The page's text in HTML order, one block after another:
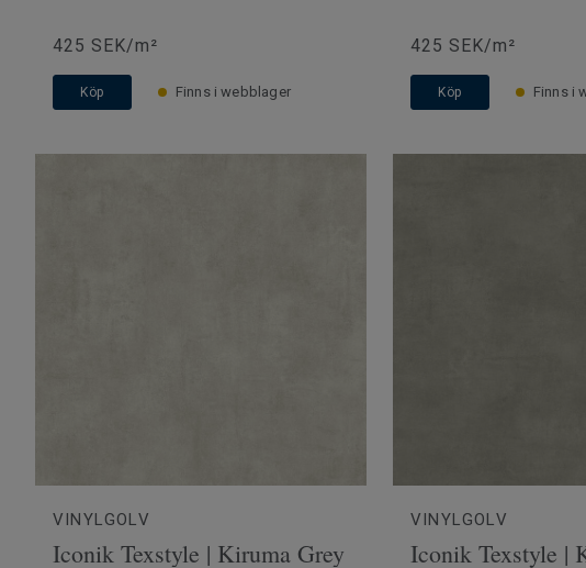
425 SEK/m²
Köp Finns i webblager
425 SEK/m²
Köp Finns i
VINYLGOLV
Iconik Texstyle | Kiruma Grey
VINYLGOLV
Iconik Texstyle |